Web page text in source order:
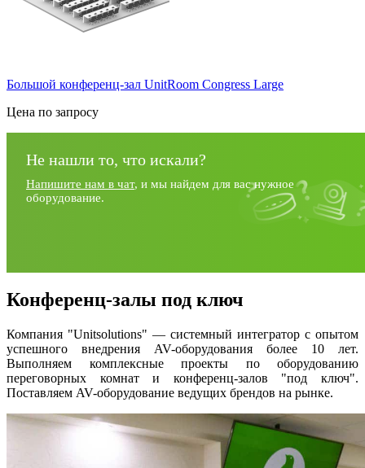
Большой конференц-зал UnitRoom Congress Large
Цена по запросу
Не нашли то, что искали?
Напишите нам в чат, и мы найдем для вас нужное
оборудование.
Конференц-залы под ключ
Компания "Unitsolutions" — системный интегратор с опытом
успешного внедрения AV-оборудования более 10 лет.
Выполняем комплексные проекты по оборудованию
переговорных комнат и конференц-залов "под ключ".
Поставляем AV-оборудование ведущих брендов на рынке.